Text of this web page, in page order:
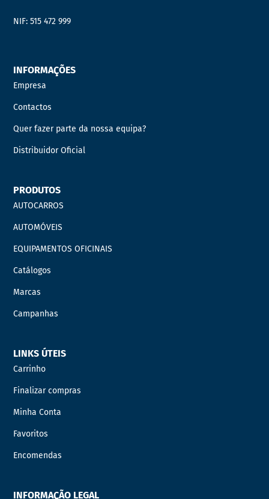
NIF: 515 472 999
INFORMAÇÕES
Empresa
Contactos
Quer fazer parte da nossa equipa?
Distribuidor Oficial
PRODUTOS
AUTOCARROS
AUTOMÓVEIS
EQUIPAMENTOS OFICINAIS
Catálogos
Marcas
Campanhas
LINKS ÚTEIS
Carrinho
Finalizar compras
Minha Conta
Favoritos
Encomendas
INFORMAÇÃO LEGAL